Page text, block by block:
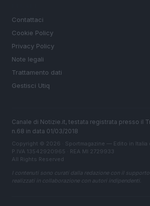
Contattaci
Cookie Policy
Privacy Policy
Note legali
Trattamento dati
Gestisci Utiq
Canale di Notizie.it, testata registrata presso il
n.68 in data 01/03/2018
Copyright © 2026 · Sportmagazine — Edito in Italia
P.IVA 13542920965 · REA MI 2729933
All Rights Reserved
I contenuti sono curati dalla redazione con il
realizzati in collaborazione con autori indipendenti.